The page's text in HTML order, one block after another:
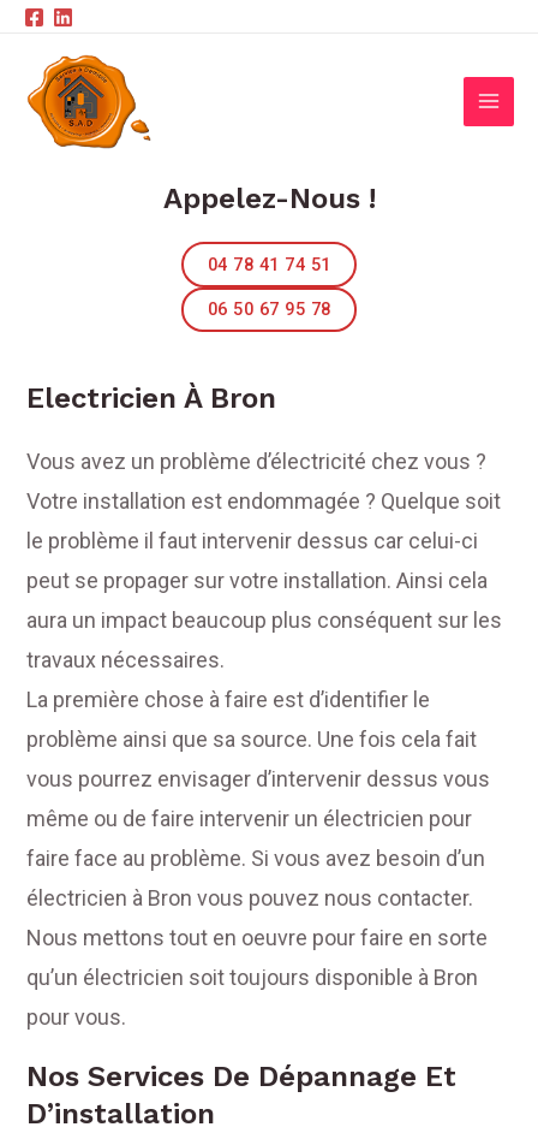
Aller
contenuElectricien Bron
Appelez-Nous !
04 78 41 74 51
06 50 67 95 78
Electricien À Bron
Vous avez un problème d’électricité chez vous ?
Votre installation est endommagée ? Quelque soit
le problème il faut intervenir dessus car celui-ci
peut se propager sur votre installation. Ainsi cela
aura un impact beaucoup plus conséquent sur les
travaux nécessaires.
La première chose à faire est d’identifier le
problème ainsi que sa source. Une fois cela fait
vous pourrez envisager d’intervenir dessus vous
même ou de faire intervenir un électricien pour
faire face au problème. Si vous avez besoin d’un
électricien à Bron vous pouvez nous contacter.
Nous mettons tout en oeuvre pour faire en sorte
qu’un électricien soit toujours disponible à Bron
pour vous.
Nos Services De Dépannage Et
D’installation